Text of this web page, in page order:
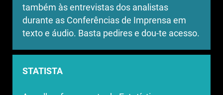
também às entrevistas dos analistas
durante as Conferências de Imprensa em
texto e áudio. Basta pedires e dou-te acesso.
STATISTA